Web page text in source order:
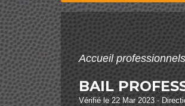
Accueil
BAIL
Vérifié le 22 Mar 2023 -